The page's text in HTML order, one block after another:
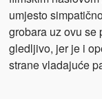
umjesto
grobara uz ovu se
gledljivo, jer je i
strane vladajuće